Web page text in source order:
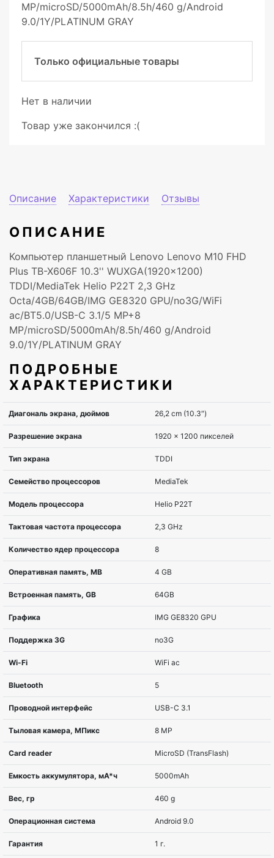
MP/microSD/5000mAh/8.5h/460 g/Android
9.0/1Y/PLATINUM GRAY
Только официальные товары
Нет в наличии
Товар уже закончился :(
Описание Характеристики Отзывы
ОПИСАНИЕ
Компьютер планшетный Lenovo Lenovo M10 FHD
Plus TB-X606F 10.3'' WUXGA(1920x1200)
TDDI/MediaTek Helio P22T 2,3 GHz
Octa/4GB/64GB/IMG GE8320 GPU/no3G/WiFi
ac/BT5.0/USB-C 3.1/5 MP+8
MP/microSD/5000mAh/8.5h/460 g/Android
9.0/1Y/PLATINUM GRAY
ПОДРОБНЫЕ
ХАРАКТЕРИСТИКИ
Диагональ экрана, дюймов
Разрешение экрана
Тип экрана TDDI